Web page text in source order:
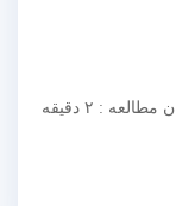
مطالعه : ۲ دقیقه